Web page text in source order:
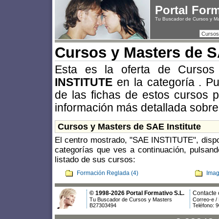
Portal
Tu Buscador de Cursos y
Cursos y Masters de
Esta es la oferta de
INSTITUTE en la categoría .
de las fichas de estos cursos
información más detallada
Cursos y Masters de SAE Institute
El centro mostrado, "SAE INSTITUTE",
categorías que ves a continuación,
listado de sus cursos:
Formación Reglada (4)
© 1998-2026 Portal Formativo S.L.
Tu Buscador de Cursos y Masters
B27303494
Contacte
Correo-e /
Teléfono: